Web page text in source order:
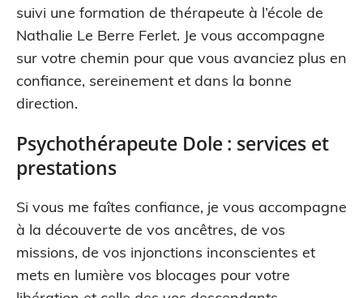
suivi une formation de thérapeute à l’école de
Nathalie Le Berre Ferlet. Je vous accompagne
sur votre chemin pour que vous avanciez plus en
confiance, sereinement et dans la bonne
direction.
Psychothérapeute Dole : services et
prestations
Si vous me faîtes confiance, je vous accompagne
à la découverte de vos ancêtres, de vos
missions, de vos injonctions inconscientes et
mets en lumière vos blocages pour votre